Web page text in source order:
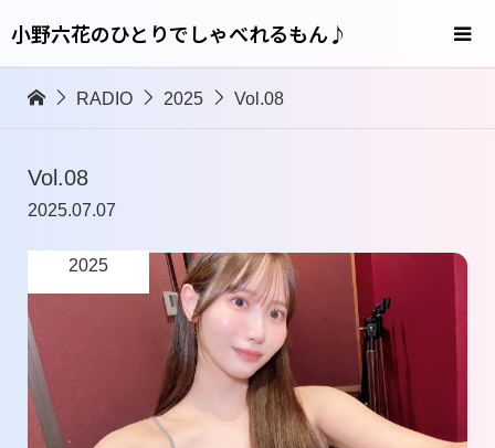
小野六花のひとりでしゃべれるもん♪
RADIO 2025 Vol.08
Vol.08
2025.07.07
2025